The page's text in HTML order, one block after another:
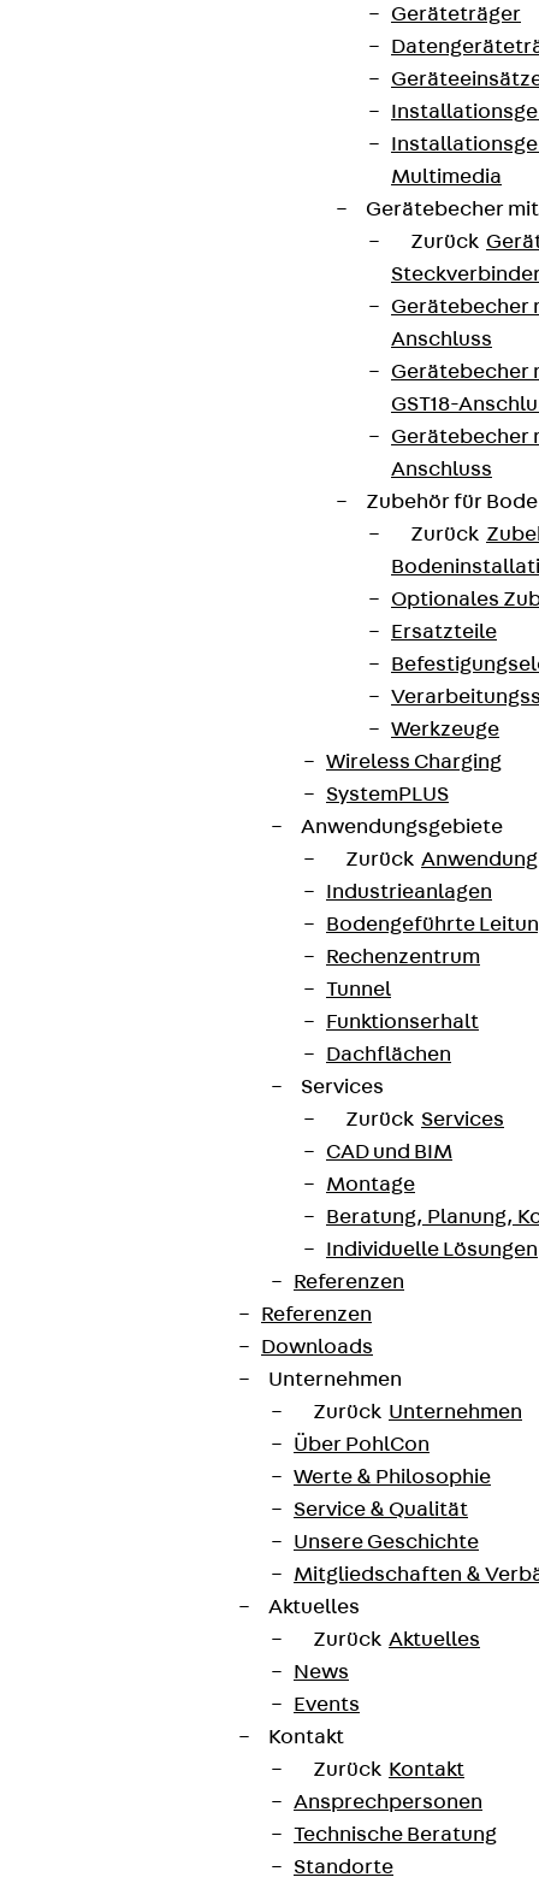
Geräteträger
Multimedia
Gerätebecher
Zurück
Gerätebecher
Anschluss
Gerätebecher
GST18-
Gerätebecher
Anschluss
Zubehör für
Zurück
Optionales
Ersatzteile
Werkzeuge
Wireless Charging
SystemPLUS
Anwendungsgebiete
Zurück
Industrieanlagen
Bodengeführte
Rechenzentrum
Tunnel
Funktionserhalt
Dachflächen
Services
Zurück Services
CAD und BIM
Montage
Beratung, Planung,
Individuelle Lösungen
Referenzen
Referenzen
Downloads
Unternehmen
Zurück Unternehmen
Über PohlCon
Werte & Philosophie
Service & Qualität
Unsere Geschichte
Mitgliedschaften &
Aktuelles
Zurück Aktuelles
News
Events
Kontakt
Zurück Kontakt
Ansprechpersonen
Technische Beratung
Standorte